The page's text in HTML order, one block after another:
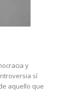
y
sí
aquello que